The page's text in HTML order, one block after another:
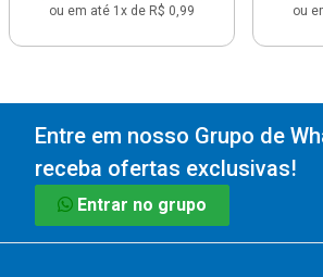
ou em até 1x de R$ 0,99 ou
Entre em nosso Grupo de
receba ofertas exclusivas!
Entrar no grupo